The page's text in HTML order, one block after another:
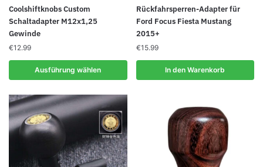
Coolshiftknobs Custom
Schaltadapter M12x1,25
Gewinde
€12.99
Ausführung wählen
Dieses
Produkt
weist
mehrere
Varianten
auf.
Optionen
können
auf
Produktseite
Rückfahrsperren-Adapter für
Ford Focus Fiesta Mustang
2015+
€15.99
In den Warenkorb